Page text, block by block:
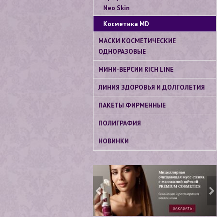
Neo Skin
Косметика МD
МАСКИ КОСМЕТИЧЕСКИЕ
ОДНОРАЗОВЫЕ
МИНИ-ВЕРСИИ RICH LINE
ЛИНИЯ ЗДОРОВЬЯ И ДОЛГОЛЕТИЯ
ПАКЕТЫ ФИРМЕННЫЕ
ПОЛИГРАФИЯ
НОВИНКИ